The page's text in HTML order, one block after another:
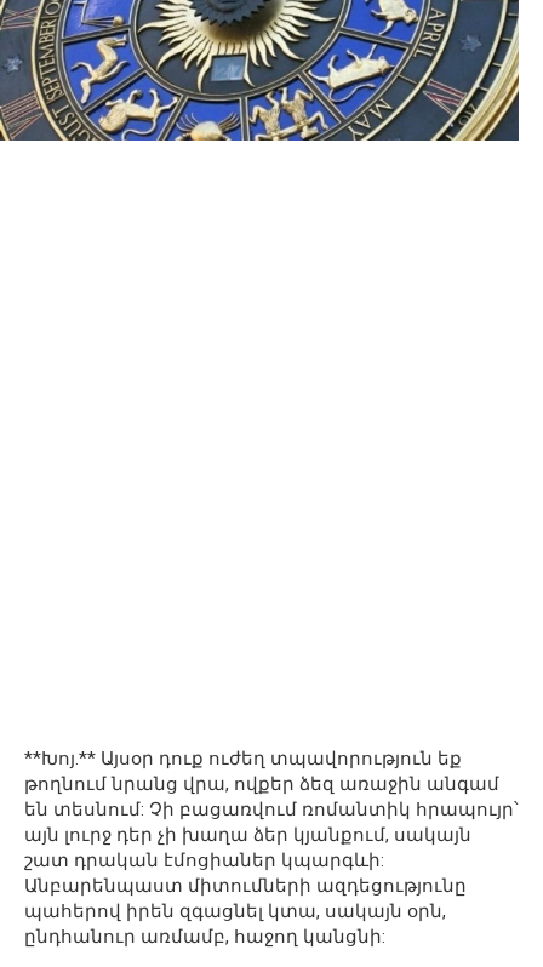
**Խոյ.** Այսօր դուք ուժեղ տպավորություն եք
թողնում նրանց վրա, ովքեր ձեզ առաջին անգամ
են տեսնում: Չի բացառվում ռոմանտիկ հրապույր՝
այն լուրջ դեր չի խաղա ձեր կյանքում, սակայն
շատ դրական էմոցիաներ կպարգևի:
Անբարենպաստ միտումների ազդեցությունը
պահերով իրեն զգացնել կտա, սակայն օրն,
ընդհանուր առմամբ, հաջող կանցնի: